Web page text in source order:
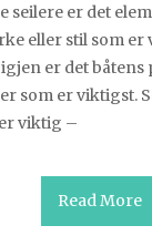
seilere er det
eller stil som er
er det båtens
som er viktigst.
viktig –
Read More